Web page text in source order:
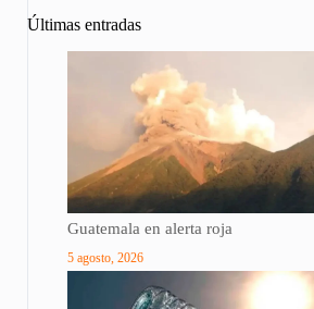
Últimas entradas
Guatemala en alerta roja
5 agosto, 2026